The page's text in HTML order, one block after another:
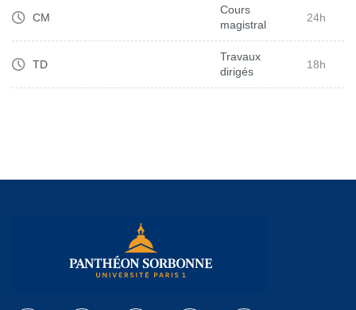
CM
Cours
magistral
24h
TD
Travaux
dirigés
18h